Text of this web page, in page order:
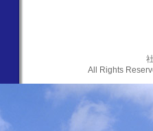
All Rights